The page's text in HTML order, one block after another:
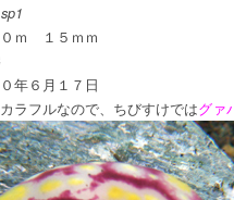
ｍ １５ｍｍ
年６月１７日
ラフルなので、ちびすけではグァ